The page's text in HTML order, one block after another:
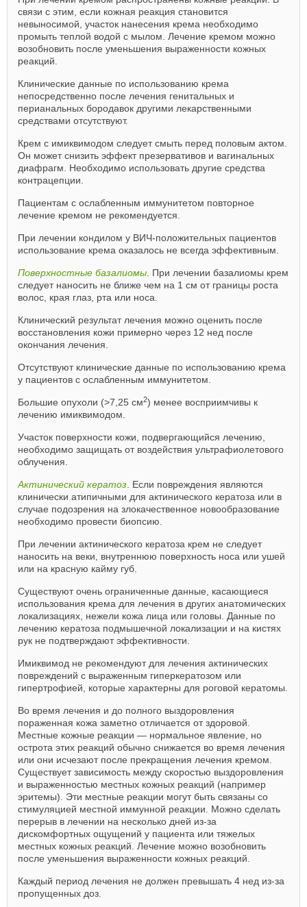
связи с этим, если кожная реакция становится
невыносимой, участок нанесения крема необходимо
промыть теплой водой с мылом. Лечение кремом можно
возобновить после уменьшения выраженности кожных
реакций.
Клинические данные по использованию крема
непосредственно после лечения генитальных и
перианальных бородавок другими лекарственными
средствами отсутствуют.
Крем с имиквимодом следует смыть перед половым актом.
Он может снизить эффект презервативов и вагинальных
диафрагм. Необходимо использовать другие средства
контрацепции.
Пациентам с ослабленным иммунитетом повторное
лечение кремом не рекомендуется.
При лечении кондилом у ВИЧ-положительных пациентов
использование крема оказалось не всегда эффективным.
Поверхностные базалиомы . При лечении базалиомы крем
следует наносить не ближе чем на 1 см от границы роста
волос, края глаз, рта или носа.
Клинический результат лечения можно оценить после
восстановления кожи примерно через 12 нед после
окончания лечения.
Отсутствуют клинические данные по использованию крема
у пациентов с ослабленным иммунитетом.
Большие опухоли (>7,25 см2) менее восприимчивы к
лечению имиквимодом.
Участок поверхности кожи, подвергающийся лечению,
необходимо защищать от воздействия ультрафиолетового
облучения.
Актинический кератоз . Если повреждения являются
клинически атипичными для актинического кератоза или в
случае подозрения на злокачественное новообразование
необходимо провести биопсию.
При лечении актинического кератоза крем не следует
наносить на веки, внутреннюю поверхность носа или ушей
или на красную кайму губ.
Существуют очень ограниченные данные, касающиеся
использования крема для лечения в других анатомических
локализациях, нежели кожа лица или головы. Данные по
лечению кератоза подмышечной локализации и на кистях
рук не подтверждают эффективности.
Имиквимод не рекомендуют для лечения актинических
повреждений с выраженным гиперкератозом или
гипертрофией, которые характерны для роговой кератомы.
Во время лечения и до полного выздоровления
пораженная кожа заметно отличается от здоровой.
Местные кожные реакции — нормальное явление, но
острота этих реакций обычно снижается во время лечения
или они исчезают после прекращения лечения кремом.
Существует зависимость между скоростью выздоровления
и выраженностью местных кожных реакций (например
эритемы). Эти местные реакции могут быть связаны со
стимуляцией местной иммунной реакции. Можно сделать
перерыв в лечении на несколько дней из-за
дискомфортных ощущений у пациента или тяжелых
местных кожных реакций. Лечение можно возобновить
после уменьшения выраженности кожных реакций.
Каждый период лечения не должен превышать 4 нед из-за
пропущенных доз.